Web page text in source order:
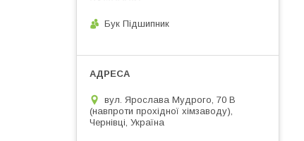
Бук Підшипник
вул. Ярослава Мудрого, 70 В
(навпроти прохідної хімзаводу),
Чернівці, Україна